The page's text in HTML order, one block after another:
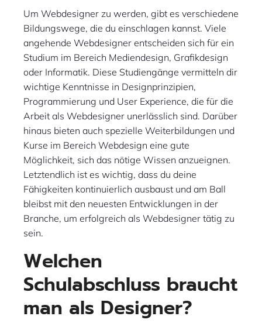
Um Webdesigner zu werden, gibt es verschiedene
Bildungswege, die du einschlagen kannst. Viele
angehende Webdesigner entscheiden sich für ein
Studium im Bereich Mediendesign, Grafikdesign
oder Informatik. Diese Studiengänge vermitteln dir
wichtige Kenntnisse in Designprinzipien,
Programmierung und User Experience, die für die
Arbeit als Webdesigner unerlässlich sind. Darüber
hinaus bieten auch spezielle Weiterbildungen und
Kurse im Bereich Webdesign eine gute
Möglichkeit, sich das nötige Wissen anzueignen.
Letztendlich ist es wichtig, dass du deine
Fähigkeiten kontinuierlich ausbaust und am Ball
bleibst mit den neuesten Entwicklungen in der
Branche, um erfolgreich als Webdesigner tätig zu
sein.
Welchen
Schulabschluss braucht
man als Designer?